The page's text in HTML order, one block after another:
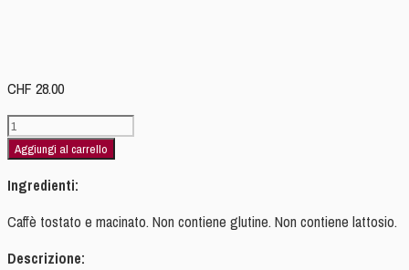
CHF 28.00
100
CAPSULE
ESPRESSO
POINT®*
ESPRESSO
BAR
Aggiungi al carrello
Ingredienti:
Caffè tostato e macinato. Non contiene glutine. Non contiene lattosio.
Descrizione: